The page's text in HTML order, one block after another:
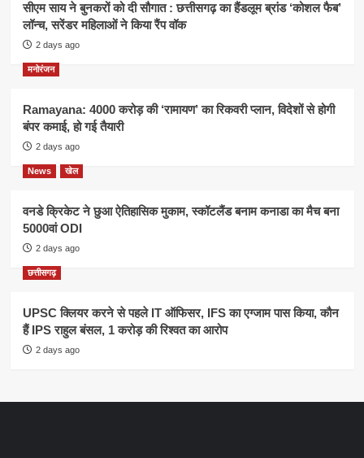
सीएम साय ने बुनकरों को दी सौगात : छत्तीसगढ़ का हैंडलूम ब्रांड ‘कोशल फैब’
लॉन्च, सरेंडर महिलाओं ने किया रैंप वॉक
2 days ago
मनोरंजन
Ramayana: 4000 करोड़ की ‘रामायण’ का रिकवरी प्लान, विदेशों से होगी
बंपर कमाई, हो गई तैयारी
2 days ago
News खेल
वनडे क्रिकेट ने छुआ ऐतिहासिक मुकाम, स्कॉटलैंड बनाम कनाडा का मैच बना
5000वां ODI
2 days ago
छत्तीसगढ़
UPSC क्लियर करने से पहले IT ऑफिसर, IFS का एग्जाम पास किया, कौन
हैं IPS राहुल बंसल, 1 करोड़ की रिश्वत का आरोप
2 days ago